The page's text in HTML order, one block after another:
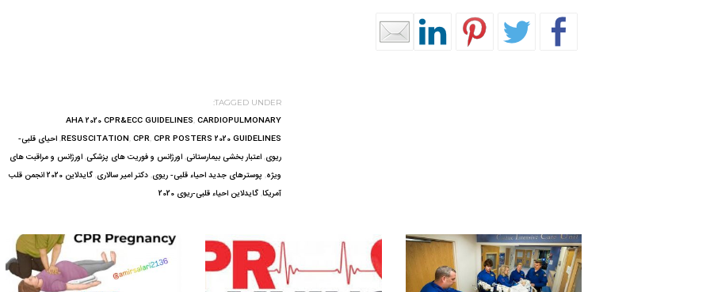
TAGGED UNDER:
AHA 2020 CPR&ECC GUIDELINES,CARDIOPULMONARY
RESUSCITATION,CPR,CPR POSTERS 2020 GUIDELINES
, احیای قلبی-
ریوی, اعتبار بخشی بیمارستانی, اورژانس و فوریت های پزشکی, اورژانس و مراقبت های
ویژه, پوسترهای جدید احیاء قلبی- ریوی, دکتر امیر سالاری,
گایدلاین 2020 انجمن قلب
آمریکا, گایدلاین احیاء قلبی-ریوی 2020